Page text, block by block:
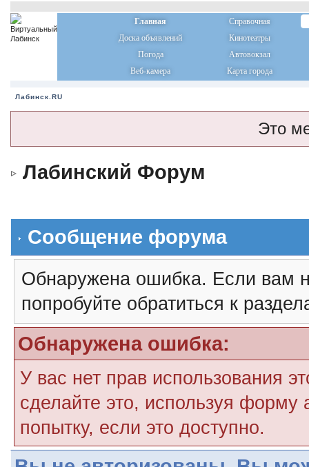
Главная
Справочная
Доска объявлений
Кинотеатры
Погода
Автовокзал
Веб-камера
Карта города
Лабинск.RU
Это
Лабинский Форум
Сообщение форума
Обнаружена ошибка. Если вам
попробуйте обратиться к
Обнаружена ошибка:
У вас нет прав использования
сделайте это, используя форму
попытку, если это доступно.